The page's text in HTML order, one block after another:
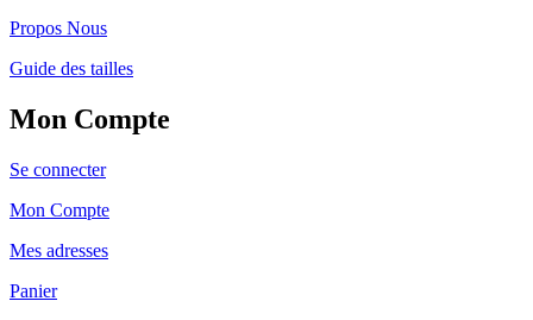
Propos Nous
Guide des tailles
Mon Compte
Se connecter
Mon Compte
Mes adresses
Panier